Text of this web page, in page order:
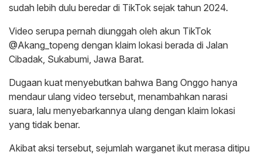
sudah lebih dulu beredar di TikTok sejak tahun 2024.
Video serupa pernah diunggah oleh akun TikTok
@Akang_topeng dengan klaim lokasi berada di Jalan
Cibadak, Sukabumi, Jawa Barat.
Dugaan kuat menyebutkan bahwa Bang Onggo hanya
mendaur ulang video tersebut, menambahkan narasi
suara, lalu menyebarkannya ulang dengan klaim lokasi
yang tidak benar.
Akibat aksi tersebut, sejumlah warganet ikut merasa ditipu